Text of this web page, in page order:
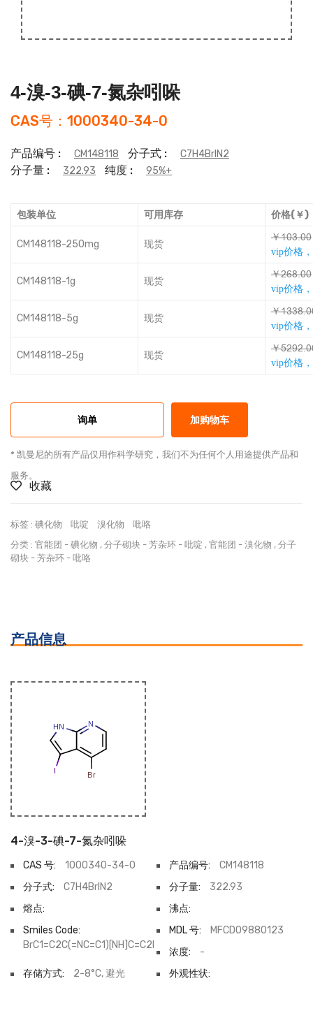
4-溴-3-碘-7-氮杂吲哚
CAS号：1000340-34-0
产品编号 : CM148118 分子式 : C7H4BrIN2
分子量 : 322.93 纯度 : 95%+
包装单位 可用库存 价格(￥)
CM148118-250mg 现货
￥ǧɅƻȁɅɅ
vip价格
CM148118-1g 现货
￥ƙȦƋȁɅɅ
vip价格
CM148118-5g 现货
￥
vip价格
CM148118-25g 现货
￥
vip价格
询单 加购物车
* 凯曼尼的所有产品仅用作科学研究，我们不为任何个人用途提供产品和
服务。
收藏
标签 : 碘化物 吡啶 溴化物
吡咯
分类 : 官能团 - 碘化物 , 分子砌块 - 芳杂环 - 吡啶 , 官能团 - 溴化物 , 分子
砌块 - 芳杂环 - 吡咯
产品信息
4-溴-3-碘-7-氮杂吲哚
CAS 号: 1000340-34-0 产品编号:
CM148118
分子式:
C7H4BrIN2 分子量:
322.93
熔点:
沸点:
Smiles Code:
BrC1=C2C(=NC=C1)[NH]C=C2I
MDL 号:
MFCD09880123
浓度:
-
存储方式:
2-8°C, 避光 外观性状: